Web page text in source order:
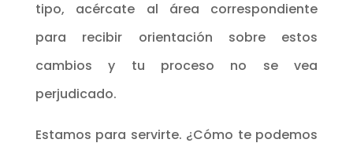
tipo, acércate al área correspondiente
para recibir orientación sobre estos
cambios y tu proceso no se vea
perjudicado.
Estamos para servirte. ¿Cómo te podemos